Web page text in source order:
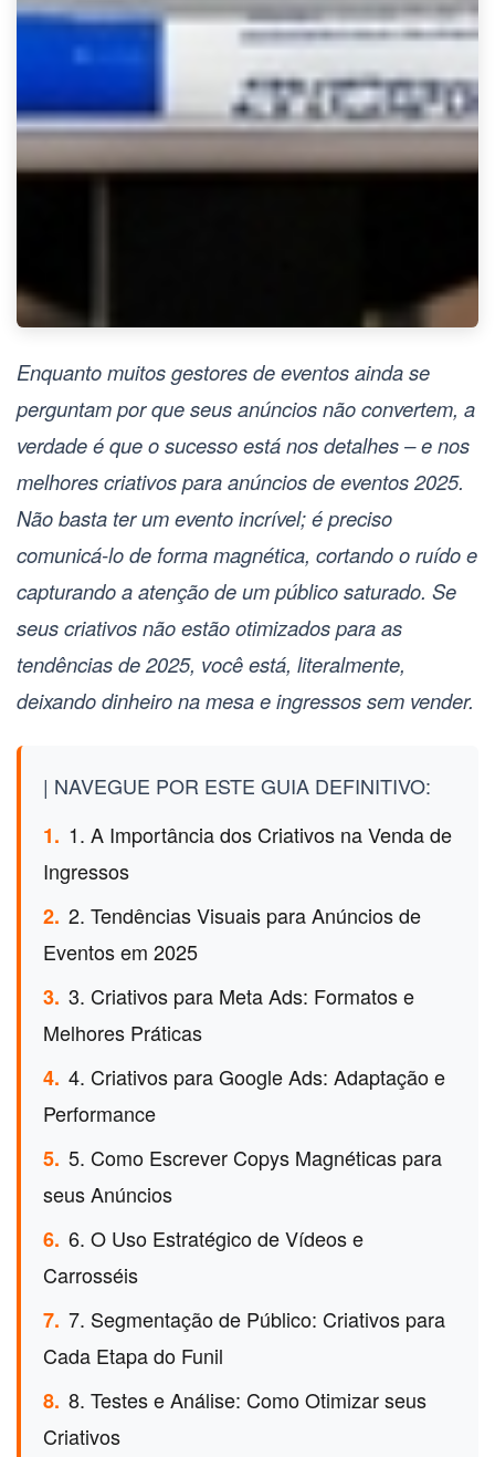
Enquanto muitos gestores de eventos ainda se
perguntam por que seus anúncios não convertem, a
verdade é que o sucesso está nos detalhes – e nos
melhores criativos para anúncios de eventos 2025.
Não basta ter um evento incrível; é preciso
comunicá-lo de forma magnética, cortando o ruído e
capturando a atenção de um público saturado. Se
seus criativos não estão otimizados para as
tendências de 2025, você está, literalmente,
deixando dinheiro na mesa e ingressos sem vender.
| NAVEGUE POR ESTE GUIA DEFINITIVO:
1. 1. A Importância dos Criativos na Venda de
Ingressos
2. 2. Tendências Visuais para Anúncios de
Eventos em 2025
3. 3. Criativos para Meta Ads: Formatos e
Melhores Práticas
4. 4. Criativos para Google Ads: Adaptação e
Performance
5. 5. Como Escrever Copys Magnéticas para
seus Anúncios
6. 6. O Uso Estratégico de Vídeos e
Carrosséis
7. 7. Segmentação de Público: Criativos para
Cada Etapa do Funil
8. 8. Testes e Análise: Como Otimizar seus
Criativos